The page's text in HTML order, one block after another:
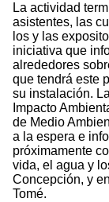
La actividad
asistentes, las
los y las
iniciativa que
alrededores
que tendrá este
su instalación.
Impacto
de Medio
a la espera e
próximamente
vida, el agua y
Concepción, y
Tomé.